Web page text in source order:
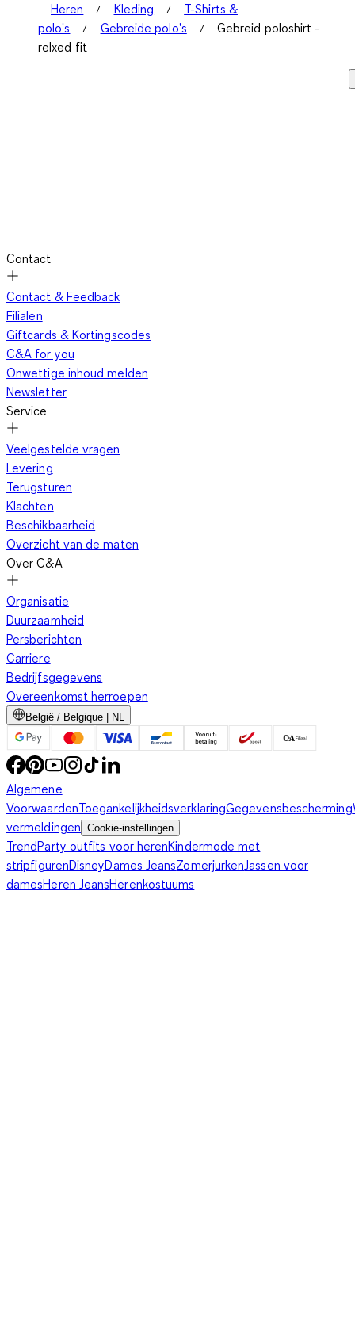
Heren Kleding
T-Shirts &
polo's
Gebreide polo's
Gebreid poloshirt -
relxed fit
Contact
Contact & Feedback
Filialen
Giftcards & Kortingscodes
C&A for you
Onwettige inhoud melden
Newsletter
Service
Veelgestelde vragen
Levering
Terugsturen
Klachten
Beschikbaarheid
Overzicht van de maten
Over C&A
Organisatie
Duurzaamheid
Persberichten
Carriere
Bedrijfsgegevens
Overeenkomst herroepen
België / Belgique | NL
Algemene
VoorwaardenToegankelijkheidsverklaringGegevensbescherming
vermeldingen Cookie-instellingen
TrendParty outfits voor herenKindermode met
stripfigurenDisneyDames JeansZomerjurkenJassen voor
damesHeren JeansHerenkostuums